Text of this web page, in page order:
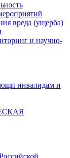
вреда (ущерба)
и научно-
инвалидам и